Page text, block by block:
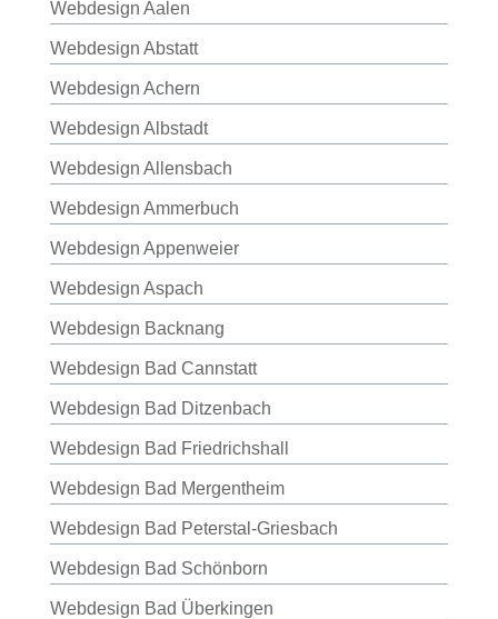
Webdesign Aalen
Webdesign Abstatt
Webdesign Achern
Webdesign Albstadt
Webdesign Allensbach
Webdesign Ammerbuch
Webdesign Appenweier
Webdesign Aspach
Webdesign Backnang
Webdesign Bad Cannstatt
Webdesign Bad Ditzenbach
Webdesign Bad Friedrichshall
Webdesign Bad Mergentheim
Webdesign Bad Peterstal-Griesbach
Webdesign Bad Schönborn
Webdesign Bad Überkingen